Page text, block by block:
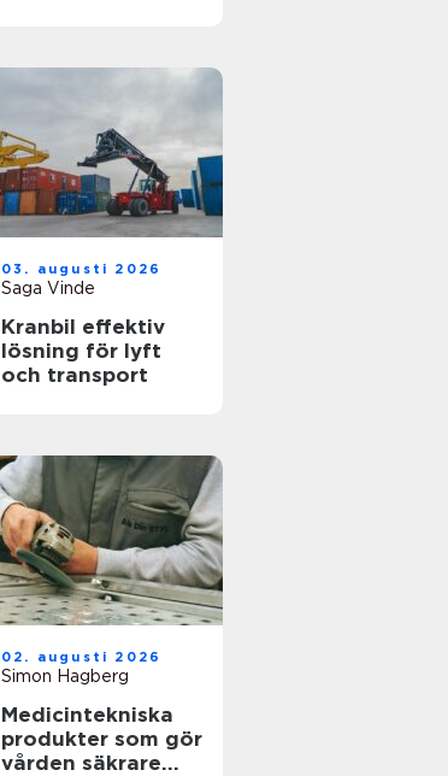
03. augusti 2026
Saga Vinde
Kranbil effektiv
lösning för lyft
och transport
02. augusti 2026
Simon Hagberg
Medicintekniska
produkter som gör
vården säkrare